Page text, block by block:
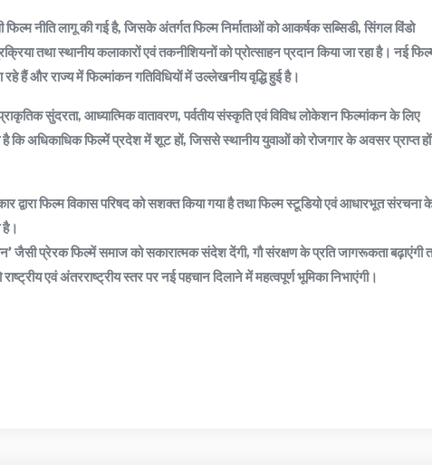
नीति लागू की गई है, जिसके अंतर्गत फिल्म निर्माताओं को आकर्षक सब्सिडी, सिंगल विंडो
तथा स्थानीय कलाकारों एवं तकनीशियनों को प्रोत्साहन प्रदान किया जा रहा है। नई
हैं और राज्य में फिल्मांकन गतिविधियों में उल्लेखनीय वृद्धि हुई है।
सुंदरता, आध्यात्मिक वातावरण, पर्वतीय संस्कृति एवं विविध लोकेशन फिल्मांकन के लिए
कि अधिकाधिक फिल्में प्रदेश में शूट हों, जिससे स्थानीय युवाओं को रोजगार के अवसर प्राप्त हों
द्वारा फिल्म विकास परिषद को सशक्त किया गया है तथा फिल्म स्टूडियो एवं आधारभूत संरचना
है।
जैसी प्रेरक फिल्में समाज को सकारात्मक संदेश देंगी, गौ संरक्षण के प्रति जागरूकता बढ़ाएंगी
एवं अंतरराष्ट्रीय स्तर पर नई पहचान दिलाने में महत्वपूर्ण भूमिका निभाएंगी।